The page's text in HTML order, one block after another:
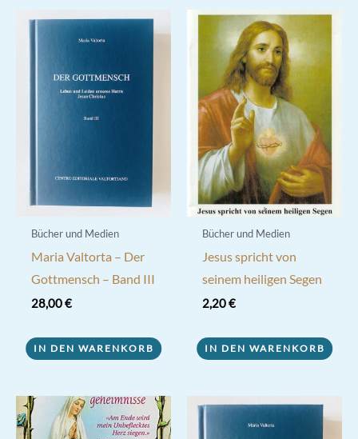
Bücher und Medien
Maria Valtorta – Der
Gottmensch – Band III
28,00€
IN DEN WARENKORB
Bücher und Medien
Jesus spricht von
seinem heiligen Segen
2,20€
IN DEN WARENKORB